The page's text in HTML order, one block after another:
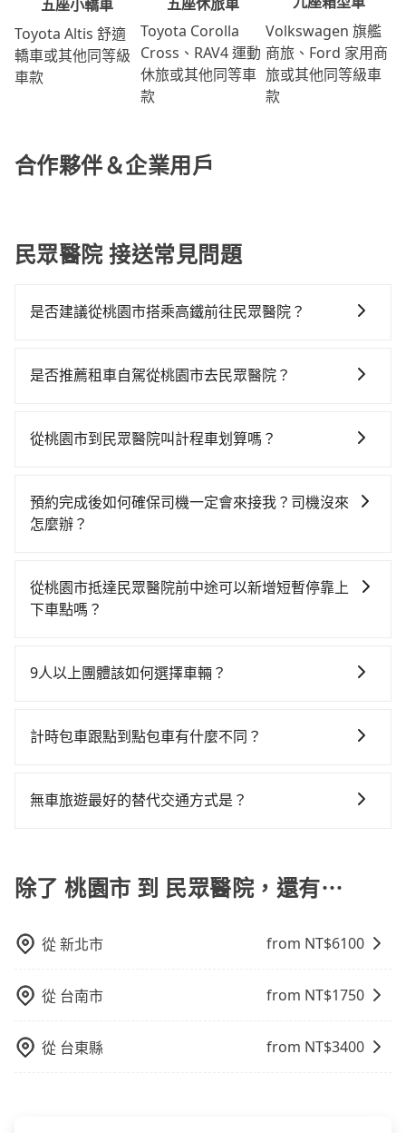
五座小轎車
Toyota Altis 舒適
轎車或其他同等級
車款
五座休旅車
Toyota Corolla
Cross、RAV4 運動
休旅或其他同等車
款
Volkswagen 旗艦
商旅、Ford 家用商
旅或其他同等級車
款
合作夥伴＆企業用戶
民眾醫院 接送常見問題
是否建議從桃園市搭乘高鐵前往民眾醫院？
貴！從最早06:49一直到22:35，桃園-左營一天最多有58
鐘。抵達高鐵站後，步行進站、現場購票並於月台排隊
10分鐘出站、等待車站前排班的計程車，搭上小黃後約
花55分鐘、車費600元後，抵達民眾醫院 (屏東縣屏東市)
程使用tripool並到府專車接送，則每人平均花費約
1,510元，費時3小時44分鐘。長距離移動確實搭乘高鐵
是比較划算的。如果你是三人以下要乘車，也可參考
是否推薦租車自駕從桃園市去民眾醫院？
在車上休息，那在桃園市大園區有約25間租車車行，比
租金約$1,500，九人座如Hyundai Starex或
Volkswagen T5，一天$4,500起，油錢（每公里約3
里程限定200~400公里，超過還會額外加收100~2,000
元不等的費用。由於絕大多數的租車公司都沒有提供甲
$7,500。當然這金額比搭計程車便宜，但如果你當天只
段路，且須配合車行營業時間做租還動作，另外承租過
可能遭遇各種莫名理由而被額外收費，風險可謂不小。
從桃園市到民眾醫院叫計程車划算嗎？
灣大車隊、Uber、Line Taxi、Yoxi等，如果在路邊攔不
到車，也可考慮打電話至附近的計程車隊，如游輝益自
改預約tripool可省高達$4,400。但如果要考慮到回程，
屏東縣僅有合法計程車約370輛，數量約為桃園市的
你從桃園市到民眾醫院的最佳選擇。
預約完成後如何確保司機一定會來接我？司機沒來
怎麼辦？
派車。在出發前一天晚上八點時，會透過電子郵件與簡
訊提供司機的姓名、電話、車牌、車型等資訊，如在約
位置。但如果遇到車輛故障或者前一趟車嚴重耽誤，
從桃園市抵達民眾醫院前中途可以新增短暫停靠上
下車點嗎？
前往民眾醫院的途中可備註加點。每個加點位置，前後
額外費用是必要的補償。
9人以上團體該如何選擇車輛？
9人以上之廂型車，其實屬違法。在現行法律下，營業小
中型巴士或大型遊覽車。非法改裝的車輛，不僅與車輛
給賭上。通常人數沒有超過10位，建議預約一台九人座
台中巴比較方便。但也有例外，比方說有些山區或路段
是禁止大客車通行的，建議在預定時最好先與車行或平
計時包車跟點到點包車有什麼不同？
不同之處： 計時包車：計時包車是按照用車時間來計
等。 點到點包車：點到點包車是按照里程和目的地來計
費，客戶可以預先告知出發地點A到目的地B，會根據路
個城市到另一個城市的長途包車。
無車旅遊最好的替代交通方式是？
公車、捷運、客運等，或者考慮租車。如果您想要更便
利的出行方式，您也可以選擇使用像是旅步提供的包車
除了 桃園市 到 民眾醫院，還有⋯
從新北市 from NT$6100
從 台南市 from NT$1750
從 台東縣 from NT$3400